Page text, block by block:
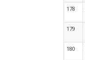
178
179
180